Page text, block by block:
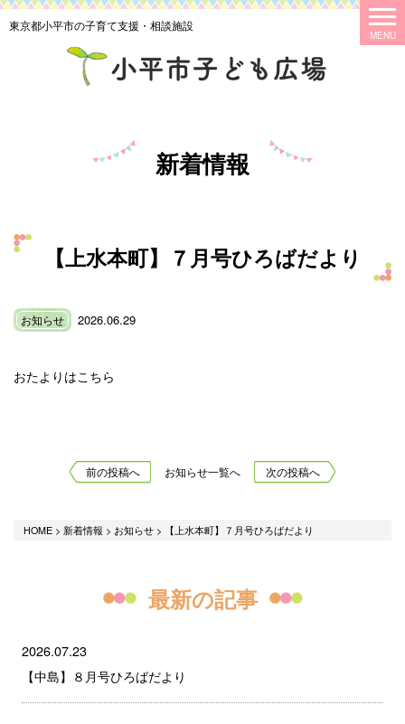
東京都小平市の子育て支援・相談施設
新着情報
【上水本町】７月号ひろばだより
お知らせ 2026.06.29
おたよりはこちら
前の投稿へ お知らせ一覧へ 次の投稿へ
HOME> 新着情報 > お知らせ> 【上水本町】７月号ひろばだより
最新の記事
2026.07.23
【中島】８月号ひろばだより